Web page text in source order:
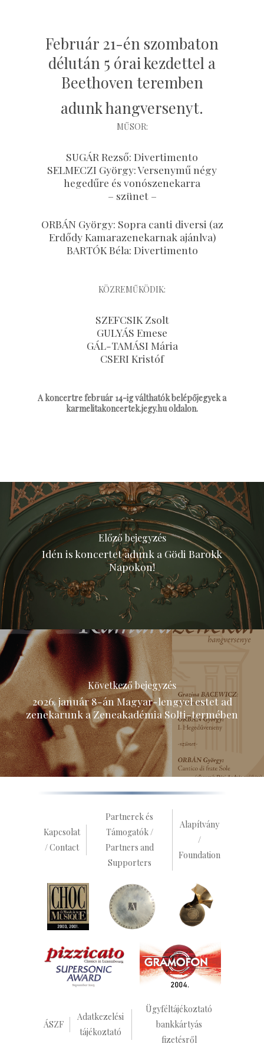
Február 21-én szombaton
délután 5 órai kezdettel a
Beethoven teremben
adunk hangversenyt.
MŰSOR:
SUGÁR Rezső: Divertimento
SELMECZI György: Versenymű négy
hegedűre és vonószenekarra
– szünet –
ORBÁN György: Sopra canti diversi (az
Erdődy Kamarazenekarnak ajánlva)
BARTÓK Béla: Divertimento
KÖZREMŰKÖDIK:
SZEFCSIK Zsolt
GULYÁS Emese
GÁL-TAMÁSI Mária
CSERI Kristóf
A koncertre február 14-ig válthatók belépőjegyek a
karmelitakoncertek.jegy.hu oldalon.
Előző bejegyzés
Idén is koncertet adunk a Gödi Barokk
Napokon!
Következő bejegyzés
2026. január 8-án Magyar-lengyel estet ad
zenekarunk a Zeneakadémia Solti-termében
Kapcsolat
/ Contact
Partnerek és
Támogatók /
Partners and
Supporters
Alapítvány
/
Foundation
ÁSZF
Adatkezelési
tájékoztató
Ügyféltájékoztató
bankkártyás
fizetésről